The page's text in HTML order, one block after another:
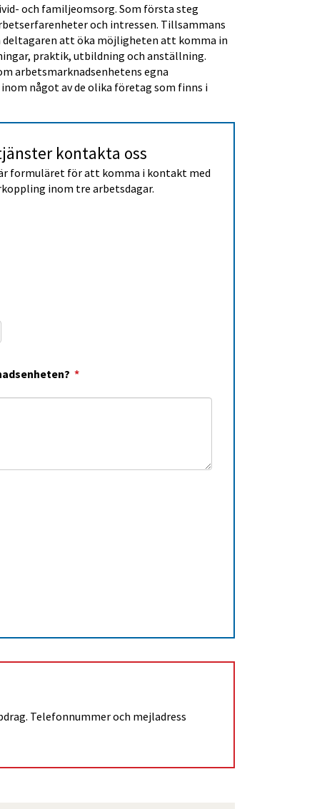
och familjeomsorg. Som första steg
och intressen. Tillsammans
deltagaren att öka möjligheten att komma in
praktik, utbildning och anställning.
arbetsmarknadsenhetens egna
något av de olika företag som finns i
kontakta oss
formuläret för att komma i kontakt med
inom tre arbetsdagar.
*(obligatorisk)
Telefonnummer och mejladress